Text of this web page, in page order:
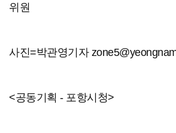
위원
사진=박관영기자
<공동기획 - 포항시청>